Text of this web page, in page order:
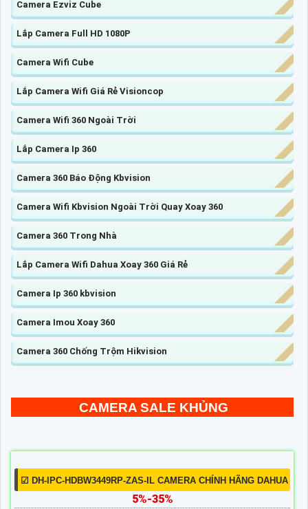
Camera Ezviz Cube
Lắp Camera Full HD 1080P
Camera Wifi Cube
Lắp Camera Wifi Giá Rẻ Visioncop
Camera Wifi 360 Ngoài Trời
Lắp Camera Ip 360
Camera 360 Báo Động Kbvision
Camera Wifi Kbvision Ngoài Trời Quay Xoay 360
Camera 360 Trong Nhà
Lắp Camera Wifi Dahua Xoay 360 Giá Rẻ
Camera Ip 360 kbvision
Camera Imou Xoay 360
Camera 360 Chống Trộm Hikvision
CAMERA SALE KHỦNG
☑ DH-IPC-HDBW3449RP-ZAS-IL CAMERA CHÍNH HÃNG DAHUA
5%-35%